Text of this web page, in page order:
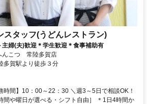
スタッフ(うどんレストラン)
主婦(夫)歓迎＊学生歓迎＊食事補助有
んこつ 常陸多賀店
多賀駅より徒歩３分
時間】10：00～22：30 ＼週3～5日で相談OK！
間や曜日が選べる・シフト自由］ ＊1日4時間か